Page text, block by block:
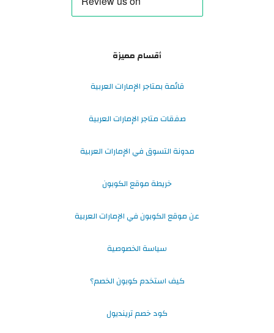
أقسام مميزة
قائمة بمتاجر الإمارات العربية
صفقات متاجر الإمارات العربية
مدونة التسوق في الإمارات العربية
خريطة موقع الكوبون
عن موقع الكوبون في الإمارات العربية
سياسة الخصوصية
كيف استخدم كوبون الخصم؟
كود خصم ترينديول